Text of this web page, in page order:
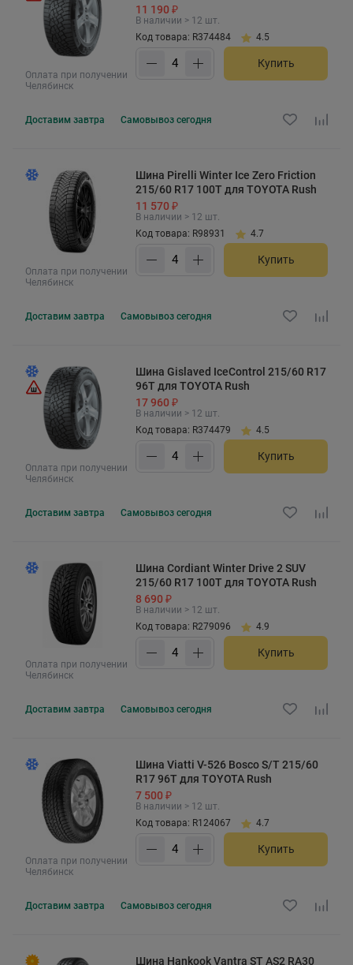
Оплата при получении
Челябинск
11 190 ₽
В наличии > 12 шт.
Код товара: R374484
4.5
Купить
Доставим завтра Самовывоз сегодня
Оплата при получении
Челябинск
Шина Pirelli Winter Ice Zero Friction
215/60 R17 100T для TOYOTA Rush
11 570 ₽
В наличии > 12 шт.
Код товара: R98931
4.7
Купить
Доставим завтра Самовывоз сегодня
Оплата при получении
Челябинск
Шина Gislaved IceControl 215/60 R17
96T для TOYOTA Rush
17 960 ₽
В наличии > 12 шт.
Код товара: R374479
4.5
Купить
Доставим завтра Самовывоз сегодня
Оплата при получении
Челябинск
Шина Cordiant Winter Drive 2 SUV
215/60 R17 100T для TOYOTA Rush
8 690 ₽
В наличии > 12 шт.
Код товара: R279096
4.9
Купить
Доставим завтра Самовывоз сегодня
Оплата при получении
Челябинск
Шина Viatti V-526 Bosco S/T 215/60
R17 96T для TOYOTA Rush
7 500 ₽
В наличии > 12 шт.
Код товара: R124067
4.7
Купить
Доставим завтра Самовывоз сегодня
Шина Hankook Vantra ST AS2 RA30